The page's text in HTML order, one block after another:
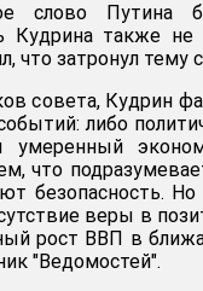
слово Путина
Кудрина также
что затронул
совета, Кудрин
либо
умеренный
что
безопасность.
веры в
рост ВВП в
"Ведомостей".